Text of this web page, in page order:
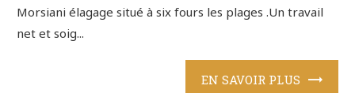
Morsiani élagage situé à six fours les plages .Un travail
net et soig...
EN SAVOIR PLUS